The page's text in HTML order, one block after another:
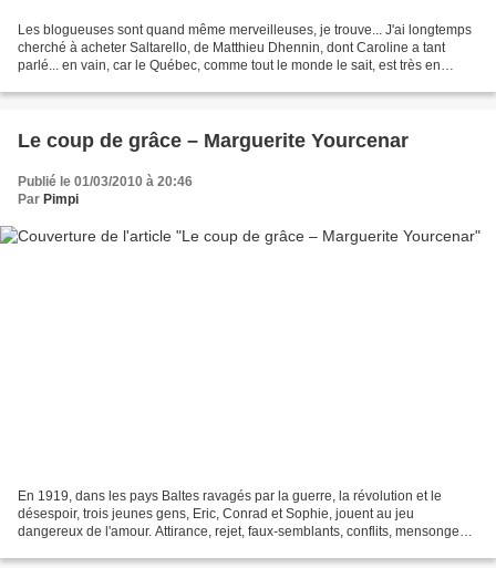
Les blogueuses sont quand même merveilleuses, je trouve... J'ai longtemps
cherché à acheter Saltarello, de Matthieu Dhennin, dont Caroline a tant
parlé... en vain, car le Québec, comme tout le monde le sait, est très en
Le coup de grâce – Marguerite Yourcenar
Publié le 01/03/2010 à 20:46
Par Pimpi
En 1919, dans les pays Baltes ravagés par la guerre, la révolution et le
désespoir, trois jeunes gens, Eric, Conrad et Sophie, jouent au jeu
dangereux de l'amour. Attirance, rejet, faux-semblants, conflits, mensonges